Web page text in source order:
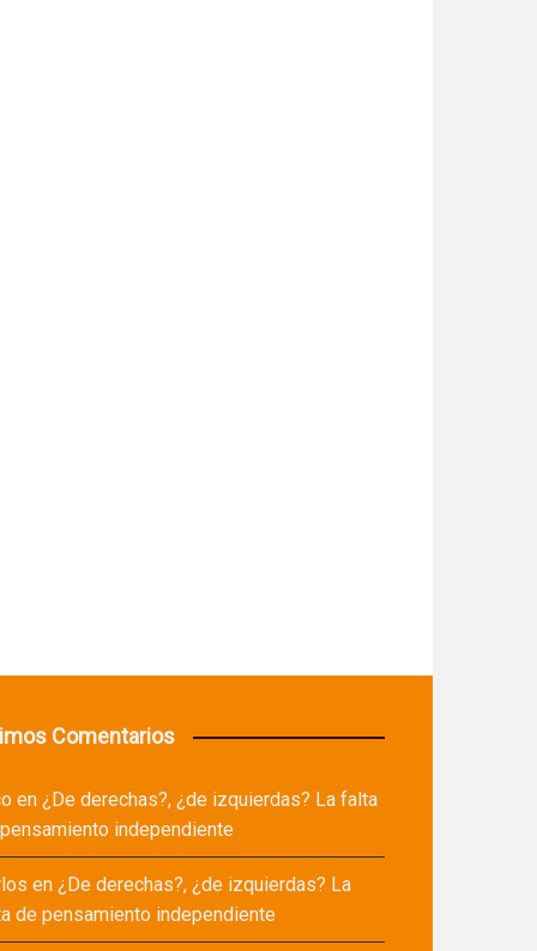
Comentarios
en ¿De derechas?, ¿de izquierdas? La falta
independiente
en ¿De derechas?, ¿de izquierdas? La
de pensamiento independiente